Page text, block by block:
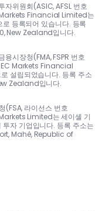
위원회(ASIC, AFSL 번호
Markets Financial Limited는
등록되어 있습니다. 등록
New Zealand입니다.
시장청(FMA, FSPR 번호
EC Markets Financial
설립되었습니다. 등록 주소
Zealand입니다.
(FSA, 라이선스 번호
Limited는 세이셸 기
자 기업입니다. 등록 주소는
Mahé, Republic of